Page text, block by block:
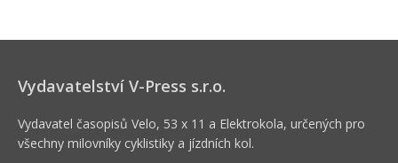
Vydavatelství V-Press s.r.o.
Vydavatel časopisů Velo, 53 x 11 a Elektrokola, určených pro
všechny milovníky cyklistiky a jízdních kol.